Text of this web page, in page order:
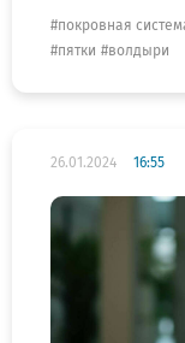
покровная
пятки
волдыри
26.01.2024 16:55